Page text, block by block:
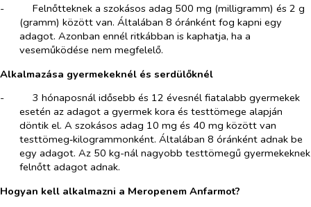
-​
Felnőtteknek a szokásos adag 500 mg (milligramm) és 2 g
(gramm) között van. Általában 8 óránként fog kapni egy
adagot. Azonban ennél ritkábban is kaphatja, ha a
veseműködése nem megfelelő.
Alkalmazása gyermekeknél és serdülőknél
-​
3 hónaposnál idősebb és 12 évesnél fiatalabb gyermekek
esetén az adagot a gyermek kora és testtömege alapján
döntik el. A szokásos adag 10 mg és 40 mg között van
testtömeg‑kilogrammonként. Általában 8 óránként adnak be
egy adagot. Az 50 kg-nál nagyobb testtömegű gyermekeknek
felnőtt adagot adnak.
Hogyan kell alkalmazni a Meropenem Anfarmot?